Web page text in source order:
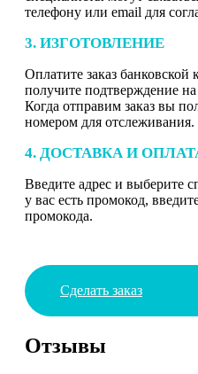
телефону или email для
3. ИЗГОТОВЛЕНИЕ
Оплатите заказ
получите подтверждение
Когда отправим заказ вы
номером для отслеживания.
4. ДОСТАВКА И
Введите адрес и выберите
у вас есть промокод,
промокода.
Сделать заказ
Отзывы